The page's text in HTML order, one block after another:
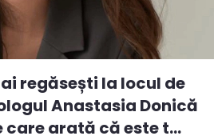
regăsești la locul de
Anastasia Donică
arată că este t...